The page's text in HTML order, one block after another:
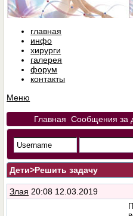
главная
инфо
хирурги
галерея
форум
контакты
Меню
Главная Сообщения за
Дети>Решить задачу
Злая 20:08 12.03.2019